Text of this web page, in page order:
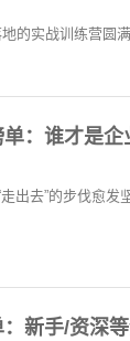
的实战训练营圆满
：谁才是企
出去”的步伐愈发
新手/资深